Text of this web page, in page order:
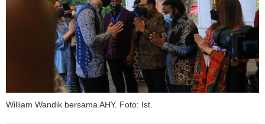
William Wandik bersama AHY. Foto: Ist.